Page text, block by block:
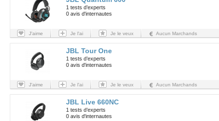
1 tests d’experts
0 avis d'internautes
J'aime Je l'ai Je le veux Aucun Marchands
JBL Tour One
1 tests d’experts
0 avis d'internautes
J'aime Je l'ai Je le veux Aucun Marchands
JBL Live 660NC
1 tests d’experts
0 avis d'internautes